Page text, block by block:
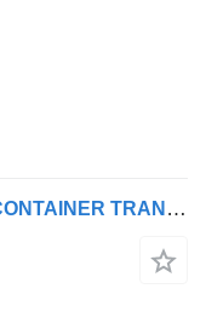
DEOM - SCHMIT R202P 2-AXLES CONTAINER TRANSPORT - BPW - GOOD TI